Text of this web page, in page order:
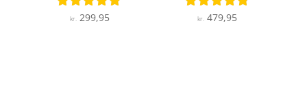
Vurderet
kr.299,95
Vurderet
kr. 479,95